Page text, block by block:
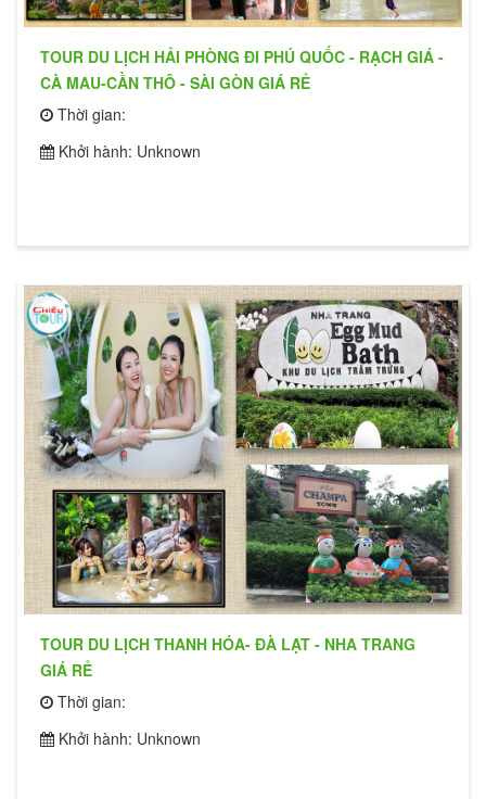
TOUR DU LỊCH HẢI PHÒNG ĐI PHÚ QUỐC - RẠCH GIÁ -
CÀ MAU-CẦN THÔ - SÀI GÒN GIÁ RẺ
Thời gian:
Khởi hành: Unknown
TOUR DU LỊCH THANH HÓA- ĐÀ LẠT - NHA TRANG
GIÁ RẺ
Thời gian:
Khởi hành: Unknown